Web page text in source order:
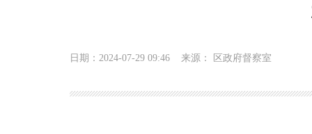
日期：2024-07-29 09:46 来源： 区政府督察室